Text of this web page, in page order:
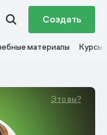
Создать
материалы Курсы
Это вы?